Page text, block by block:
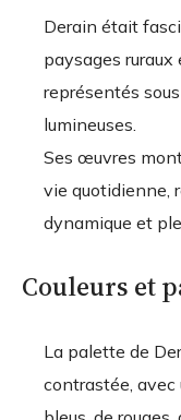
Derain était
paysages ruraux
représentés
lumineuses.
Ses œuvres
vie quotidienne,
dynamique et
Couleurs et
La palette de
contrastée,